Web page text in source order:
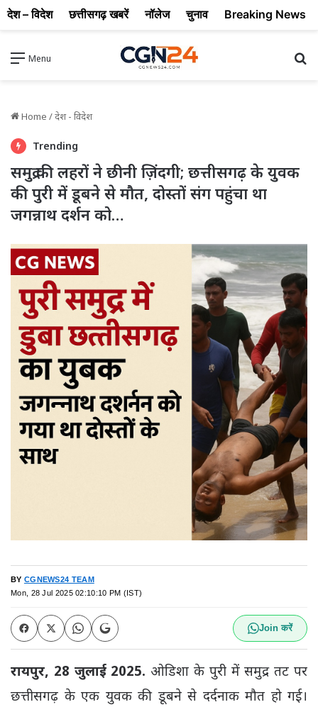
Menu
Home /देश - विदेश
Trending
समुद्र की लहरों ने छीनी ज़िंदगी; छत्तीसगढ़ के युवक
की पुरी में डूबने से मौत, दोस्तों संग पहुंचा था
जगन्नाथ दर्शन को…
BY CGNEWS24 TEAM
Mon, 28 Jul 2025 02:10:10 PM (IST)
Join करें
रायपुर, 28 जुलाई 2025. ओडिशा के पुरी में समुद्र तट पर
छत्तीसगढ़ के एक युवक की डूबने से दर्दनाक मौत हो गई।
देश – विदेश छत्तीसगढ़ खबरें नॉलेज चुनाव Breaking News